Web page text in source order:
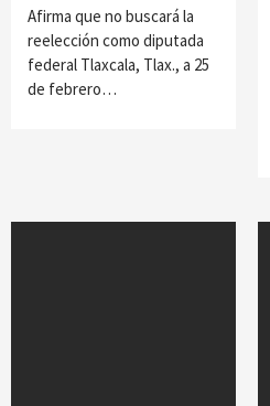
Afirma que no buscará la
reelección como diputada
federal Tlaxcala, Tlax., a 25
de febrero…